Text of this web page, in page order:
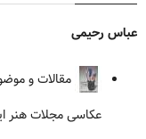
عباس رحیمی
مقالات و
عکاسی مجلات هنر ایران 1312